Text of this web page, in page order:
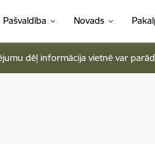
Pašvaldība Novads
dēļ informācija vietnē var